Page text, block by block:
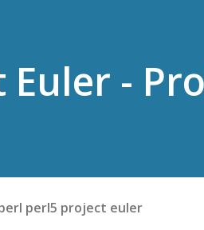
Euler -
perl5 project euler